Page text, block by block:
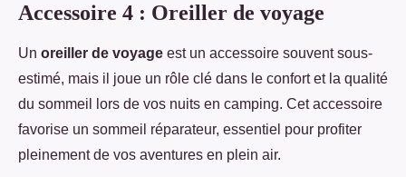
Accessoire 4 : Oreiller de voyage
Un oreiller de voyage est un accessoire souvent sous-
estimé, mais il joue un rôle clé dans le confort et la qualité
du sommeil lors de vos nuits en camping. Cet accessoire
favorise un sommeil réparateur, essentiel pour profiter
pleinement de vos aventures en plein air.